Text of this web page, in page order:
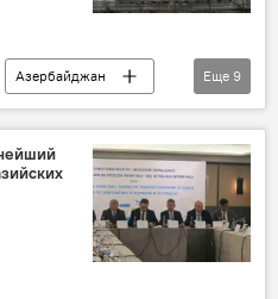
Азербайджан
транспорт
сотрудничество
Еще 9